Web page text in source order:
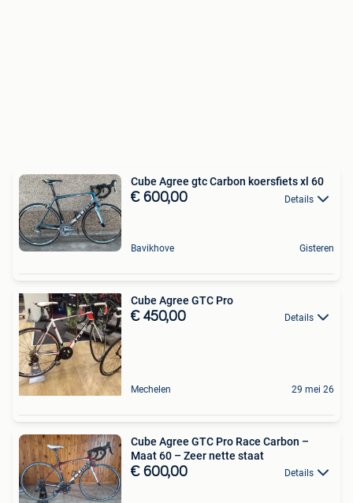
Cube Agree gtc Carbon koersfiets xl 60
€ 600,00 Details
Bavikhove Gisteren
Cube Agree GTC Pro
€ 450,00 Details
Mechelen 29 mei 26
Cube Agree GTC Pro Race Carbon –
Maat 60 – Zeer nette staat
€ 600,00 Details